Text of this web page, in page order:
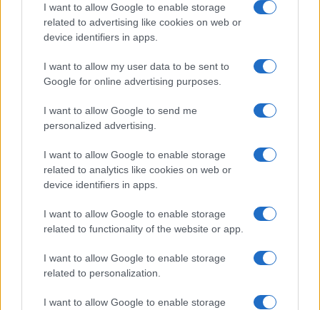
I want to allow Google to enable storage
related to advertising like cookies on web or
device identifiers in apps.
I want to allow my user data to be sent to
Google for online advertising purposes.
I want to allow Google to send me
personalized advertising.
I want to allow Google to enable storage
related to analytics like cookies on web or
device identifiers in apps.
I want to allow Google to enable storage
related to functionality of the website or app.
I want to allow Google to enable storage
related to personalization.
I want to allow Google to enable storage
Lucía Fernández · 4 Ago 2026